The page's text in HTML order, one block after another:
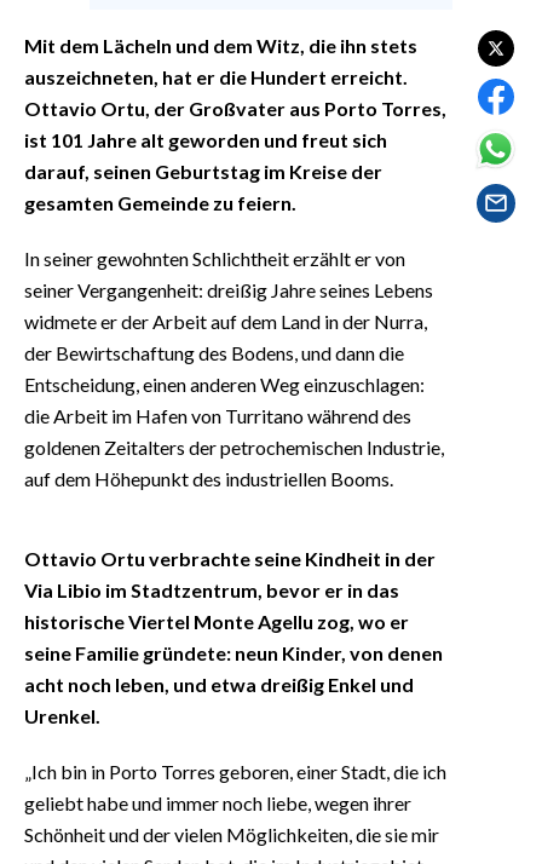
FOTO
INFO AZIENDE
ANNUNCI
NECROLOGI
PUBBLICITÀ
SPIAGGE
Mit dem Lächeln und dem Witz, die ihn stets
auszeichneten, hat er die Hundert erreicht.
Ottavio Ortu, der Großvater aus Porto Torres,
ist 101 Jahre alt geworden und freut sich
darauf, seinen Geburtstag im Kreise der
gesamten Gemeinde zu feiern.
In seiner gewohnten Schlichtheit erzählt er von
seiner Vergangenheit: dreißig Jahre seines Lebens
widmete er der Arbeit auf dem Land in der Nurra,
der Bewirtschaftung des Bodens, und dann die
Entscheidung, einen anderen Weg einzuschlagen:
die Arbeit im Hafen von Turritano während des
goldenen Zeitalters der petrochemischen Industrie,
auf dem Höhepunkt des industriellen Booms.
Ottavio Ortu verbrachte seine Kindheit in der
Via Libio im Stadtzentrum, bevor er in das
historische Viertel Monte Agellu zog, wo er
seine Familie gründete: neun Kinder, von denen
acht noch leben, und etwa dreißig Enkel und
Urenkel.
„Ich bin in Porto Torres geboren, einer Stadt, die ich
geliebt habe und immer noch liebe, wegen ihrer
Schönheit und der vielen Möglichkeiten, die sie mir